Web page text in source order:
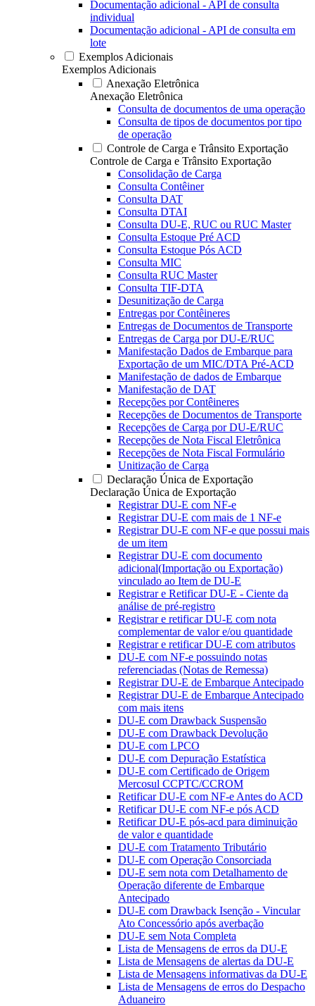
Documentação adicional - API de consulta
individual
Documentação adicional - API de consulta em
lote
Exemplos Adicionais
Exemplos Adicionais
Anexação Eletrônica
Anexação Eletrônica
Consulta de documentos de uma operação
Consulta de tipos de documentos por tipo
de operação
Controle de Carga e Trânsito Exportação
Controle de Carga e Trânsito Exportação
Consolidação de Carga
Consulta Contêiner
Consulta DAT
Consulta DTAI
Consulta DU-E, RUC ou RUC Master
Consulta Estoque Pré ACD
Consulta Estoque Pós ACD
Consulta MIC
Consulta RUC Master
Consulta TIF-DTA
Desunitização de Carga
Entregas por Contêineres
Entregas de Documentos de Transporte
Entregas de Carga por DU-E/RUC
Manifestação Dados de Embarque para
Exportação de um MIC/DTA Pré-ACD
Manifestação de dados de Embarque
Manifestação de DAT
Recepções por Contêineres
Recepções de Documentos de Transporte
Recepções de Carga por DU-E/RUC
Recepções de Nota Fiscal Eletrônica
Recepções de Nota Fiscal Formulário
Unitização de Carga
Declaração Única de Exportação
Declaração Única de Exportação
Registrar DU-E com NF-e
Registrar DU-E com mais de 1 NF-e
Registrar DU-E com NF-e que possui mais
de um item
Registrar DU-E com documento
adicional(Importação ou Exportação)
vinculado ao Item de DU-E
Registrar e Retificar DU-E - Ciente da
análise de pré-registro
Registrar e retificar DU-E com nota
complementar de valor e/ou quantidade
Registrar e retificar DU-E com atributos
DU-E com NF-e possuindo notas
referenciadas (Notas de Remessa)
Registrar DU-E de Embarque Antecipado
Registrar DU-E de Embarque Antecipado
com mais itens
DU-E com Drawback Suspensão
DU-E com Drawback Devolução
DU-E com LPCO
DU-E com Depuração Estatística
DU-E com Certificado de Origem
Mercosul CCPTC/CCROM
Retificar DU-E com NF-e Antes do ACD
Retificar DU-E com NF-e pós ACD
Retificar DU-E pós-acd para diminuição
de valor e quantidade
DU-E com Tratamento Tributário
DU-E com Operação Consorciada
DU-E sem nota com Detalhamento de
Operação diferente de Embarque
Antecipado
DU-E com Drawback Isenção - Vincular
Ato Concessório após averbação
DU-E sem Nota Completa
Lista de Mensagens de erros da DU-E
Lista de Mensagens de alertas da DU-E
Lista de Mensagens informativas da DU-E
Lista de Mensagens de erros do Despacho
Aduaneiro